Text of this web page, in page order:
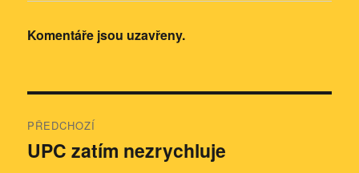
Komentáře jsou uzavřeny.
pro
PŘEDCHOZÍ
Předchozí
UPC zatím nezrychluje